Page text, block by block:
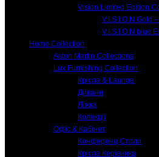
Vision Limited Edition
V.I.S.I.O.N Gold
V.I.S.I.O.N blue
Home Collection
Aston Martin Collections
Lux Furnishing Collection
Крісла & Launge
Дивани
Ліжка
Колекції
Офіс & Кабінет
Конференц Столи
Крісла Керівника